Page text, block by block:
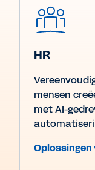
HR
mensen
met AI-
Oplossingen